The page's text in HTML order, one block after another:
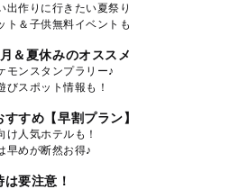
出作りに行きたい夏祭り
ト＆子供無料イベントも
月＆夏休みのオススメ
モンスタンプラリー♪
びスポット情報も！
すめ【早割プラン】
け人気ホテルも！
早めが断然お得♪
要注意！